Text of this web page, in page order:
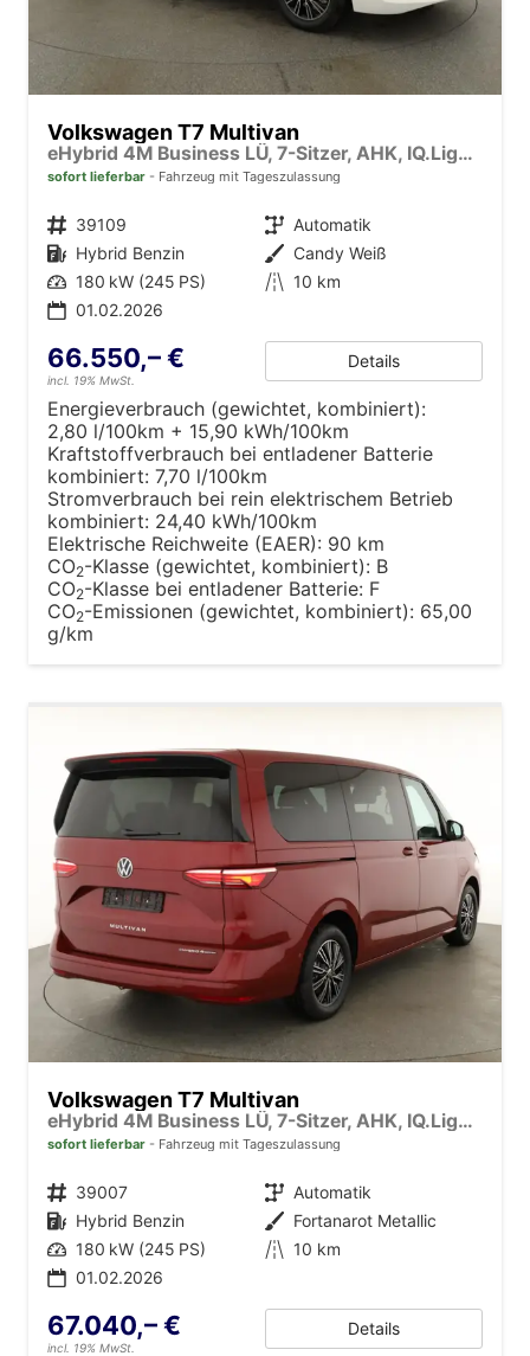
Volkswagen T7 Multivan
eHybrid 4M Business LÜ, 7-Sitzer, AHK, IQ.Light, easyOpen, Navi, 5-J Garantie
sofort lieferbar Fahrzeug mit Tageszulassung
Fahrzeugnr. 39109 Getriebe Automatik
Kraftstoff Hybrid Benzin Außenfarbe Candy Weiß
Leistung 180 kW (245 PS) Kilometerstand 10 km
01.02.2026
66.550,– €
incl. 19% MwSt.
Details
Energieverbrauch (gewichtet, kombiniert):
2,80 l/100km + 15,90 kWh/100km
Kraftstoffverbrauch bei entladener Batterie
kombiniert: 7,70 l/100km
Stromverbrauch bei rein elektrischem Betrieb
kombiniert: 24,40 kWh/100km
Elektrische Reichweite (EAER): 90 km
CO2-Klasse (gewichtet, kombiniert): B
CO2-Klasse bei entladener Batterie: F
CO2-Emissionen (gewichtet, kombiniert): 65,00
g/km
Volkswagen T7 Multivan
eHybrid 4M Business LÜ, 7-Sitzer, AHK, IQ.Light, easyOpen, Navi, 5-J Garantie
sofort lieferbar Fahrzeug mit Tageszulassung
Fahrzeugnr. 39007 Getriebe Automatik
Kraftstoff Hybrid Benzin Außenfarbe Fortanarot Metallic
Leistung 180 kW (245 PS) Kilometerstand 10 km
01.02.2026
67.040,– €
incl. 19% MwSt.
Details